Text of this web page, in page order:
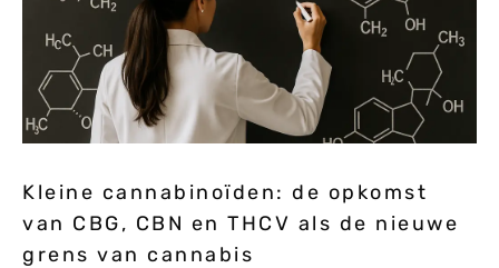
Kleine cannabinoïden: de opkomst
van CBG, CBN en THCV als de nieuwe
grens van cannabis